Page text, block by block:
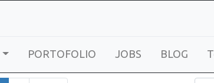
PORTOFOLIO JOBS BLOG